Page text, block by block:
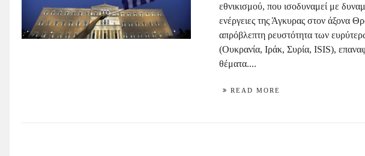
εθνικισμού, που ισοδυναμεί με
ενέργειες της Άγκυρας στον άξονα
απρόβλεπτη ρευστότητα των
(Ουκρανία, Ιράκ, Συρία, ISIS),
θέματα....
READ MORE